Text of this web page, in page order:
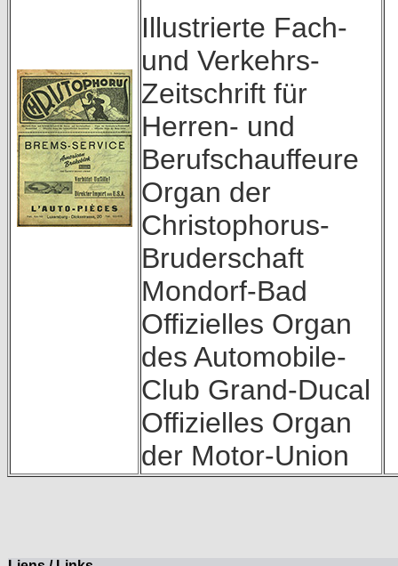
Illustrierte Fach-
und Verkehrs-
Zeitschrift für
Herren- und
Berufschauffeure
Organ der
Christophorus-
Bruderschaft
Mondorf-Bad
Offizielles Organ
des Automobile-
Club Grand-Ducal
Offizielles Organ
der Motor-Union